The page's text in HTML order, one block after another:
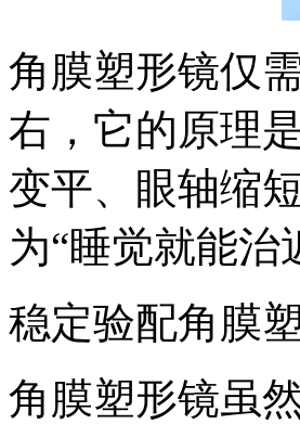
角膜塑形镜仅
右，它的原理
变平、眼轴缩
为“睡觉就能治
稳定验配角膜
角膜塑形镜虽